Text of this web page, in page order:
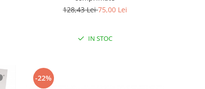
128,43 Lei75,00 Lei
IN STOC
-22%